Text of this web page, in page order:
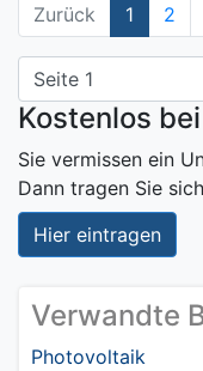
Zurück 1 2
Kostenlos
Sie vermissen ein
Dann tragen Sie
Hier eintragen
Verwandte
Photovoltaik